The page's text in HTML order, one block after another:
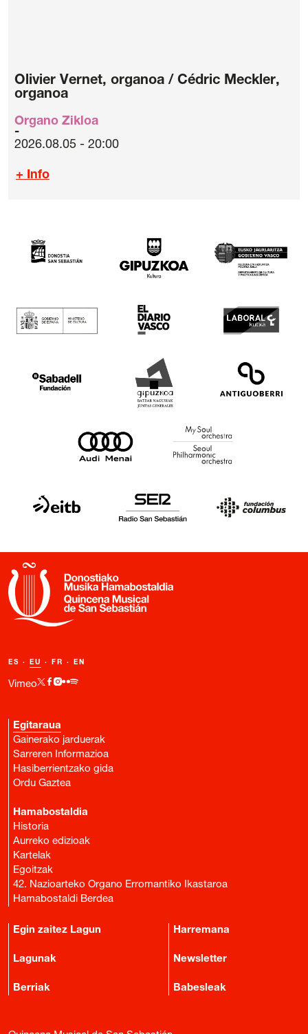
Olivier Vernet, organoa / Cédric Meckler,
organoa
Organo Zikloa
2026.08.05 - 20:00
+ Info
Vimeo
ES · EU · FR · EN
Egitaraua
Gainerako jarduerak
Sarreren Informazioa
Hasiberrientzako gida
Ordu Gaztea
Hamabostaldia
Historia
Aurreko edizioak
Kartelak
Egoitzak
42. Nazioarteko Organo Erromantiko Ikastaroa
Hamabostaldi Berdea
Egin zaitez Lagun
Lagunak
Berriak
Harremana
Newsletter
Babesleak